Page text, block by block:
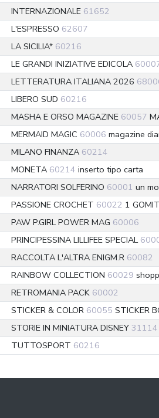
INTERNAZIONALE 61652
L'ESPRESSO 62607
LA SICILIA* 60216
LE GRANDI INIZIATIVE EDICOLA
LETTERATURA ITALIANA 2026
LIBERO SUD 60216
MASHA E ORSO MAGAZINE 60057
MERMAID MAGIC 60006 magazine
MILANO FINANZA 60214
MONETA 60214 inserto tipo carta
NARRATORI SOLFERINO 60001 un
PASSIONE CROCHET 60022 1
PAW P.GIRL POWER MAG 60006
PRINCIPESSINA LILLIFEE SPECIAL
RACCOLTA L'ALTRA ENIGM.R 60082
RAINBOW COLLECTION 60029
RETROMANIA PACK 60002
STICKER & COLOR 60055 STICKER
STORIE IN MINIATURA DISNEY 31114
TUTTOSPORT 60216